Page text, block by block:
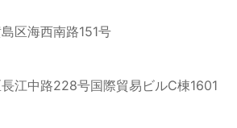
区海西南路151号
江中路228号国際貿易ビルC棟1601